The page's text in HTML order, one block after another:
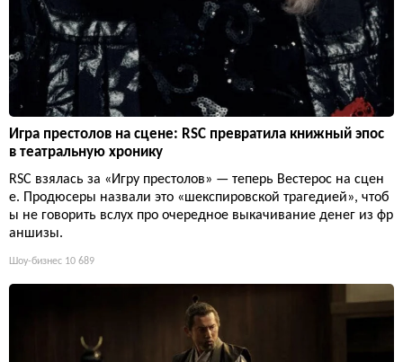
Игра престолов на сцене: RSC превратила книжный эпос
в театральную хронику
RSC взялась за «Игру престолов» — теперь Вестерос на сцен
е. Продюсеры назвали это «шекспировской трагедией», чтоб
ы не говорить вслух про очередное выкачивание денег из фр
аншизы.
Шоу-бизнес 10 689